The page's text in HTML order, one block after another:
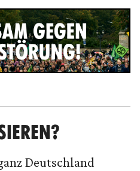
Deutschland